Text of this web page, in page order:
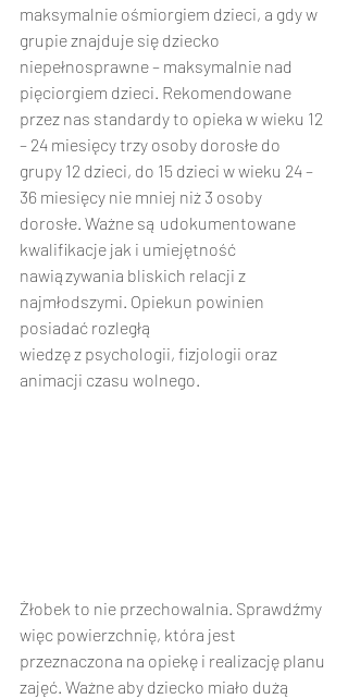
maksymalnie ośmiorgiem dzieci, a gdy w
grupie znajduje się dziecko
niepełnosprawne – maksymalnie nad
pięciorgiem dzieci. Rekomendowane
przez nas standardy to opieka w wieku 12
– 24 miesięcy trzy osoby dorosłe do
grupy 12 dzieci, do 15 dzieci w wieku 24 –
36 miesięcy nie mniej niż 3 osoby
dorosłe. Ważne są udokumentowane
kwalifikacje jak i umiejętność
nawiązywania bliskich relacji z
najmłodszymi. Opiekun powinien
posiadać rozległą
wiedzę z psychologii, fizjologii oraz
animacji czasu wolnego.
Żłobek to nie przechowalnia. Sprawdźmy
więc powierzchnię, która jest
przeznaczona na opiekę i realizację planu
zajęć. Ważne aby dziecko miało dużą